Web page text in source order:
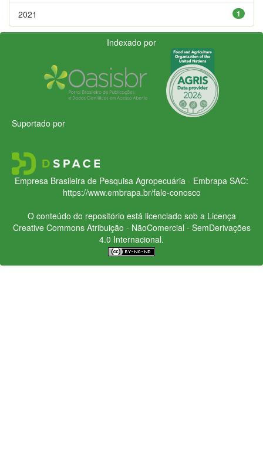
1
2021
Indexado por
Suportado por
Empresa Brasileira de Pesquisa Agropecuária - Embrapa SAC:
https://www.embrapa.br/fale-conosco
O conteúdo do repositório está licenciado sob a Licença
Creative CommonsAtribuição - NãoComercial - SemDerivações
4.0 Internacional.